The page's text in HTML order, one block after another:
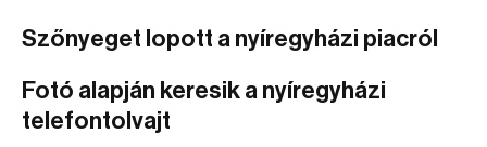
Szőnyeget lopott a nyíregyházi piacról
Fotó alapján keresik a nyíregyházi
telefontolvajt